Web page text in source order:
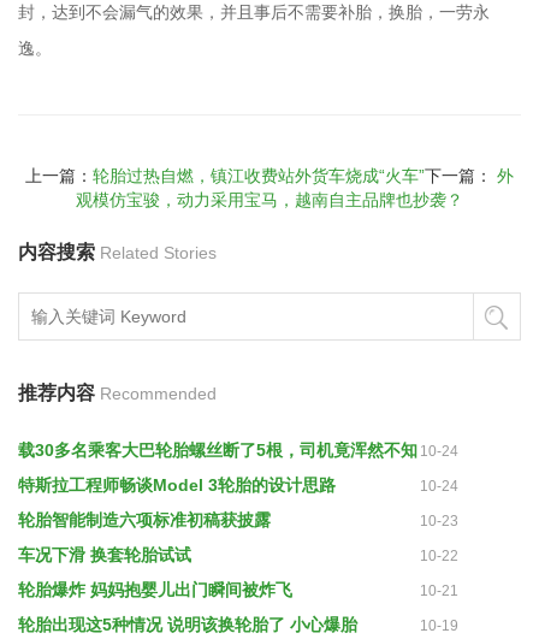
封，达到不会漏气的效果，并且事后不需要补胎，换胎，一劳永
逸。
上一篇： 轮胎过热自燃，镇江收费站外货车烧成“火车”下一篇： 外
观模仿宝骏，动力采用宝马，越南自主品牌也抄袭？
内容搜索 Related Stories
推荐内容 Recommended
载30多名乘客大巴轮胎螺丝断了5根，司机竟浑然不知 10-24
特斯拉工程师畅谈Model 3轮胎的设计思路 10-24
轮胎智能制造六项标准初稿获披露 10-23
车况下滑 换套轮胎试试 10-22
轮胎爆炸 妈妈抱婴儿出门瞬间被炸飞 10-21
轮胎出现这5种情况 说明该换轮胎了 小心爆胎 10-19